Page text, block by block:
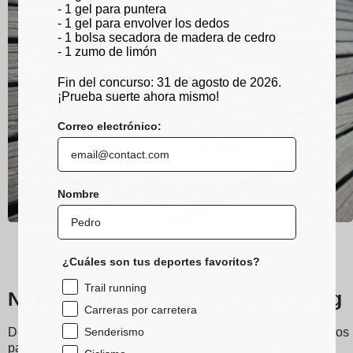
Nuestros calcetines de trail running
Descubre los calcetines Sidas para running y trail, diseñados
para proporcionar una comodidad excepcional durante tus
- 1 gel para puntera
- 1 gel para envolver los dedos
- 1 bolsa secadora de madera de cedro
- 1 zumo de limón
Fin del concurso: 31 de agosto de 2026.
¡Prueba suerte ahora mismo!
Correo electrónico:
Nombre
¿Cuáles son tus deportes favoritos?
Trail running
Carreras por carretera
Senderismo